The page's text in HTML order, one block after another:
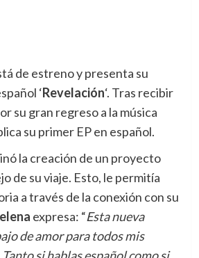
de estreno y presenta su
‘Revelación‘. Tras recibir
su gran regreso a la música
su primer EP en español.
la creación de un proyecto
de su viaje. Esto, le permitía
a través de la conexión con su
expresa: “Esta nueva
de amor para todos mis